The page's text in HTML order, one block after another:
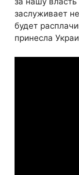
заслуживает
будет
принесла